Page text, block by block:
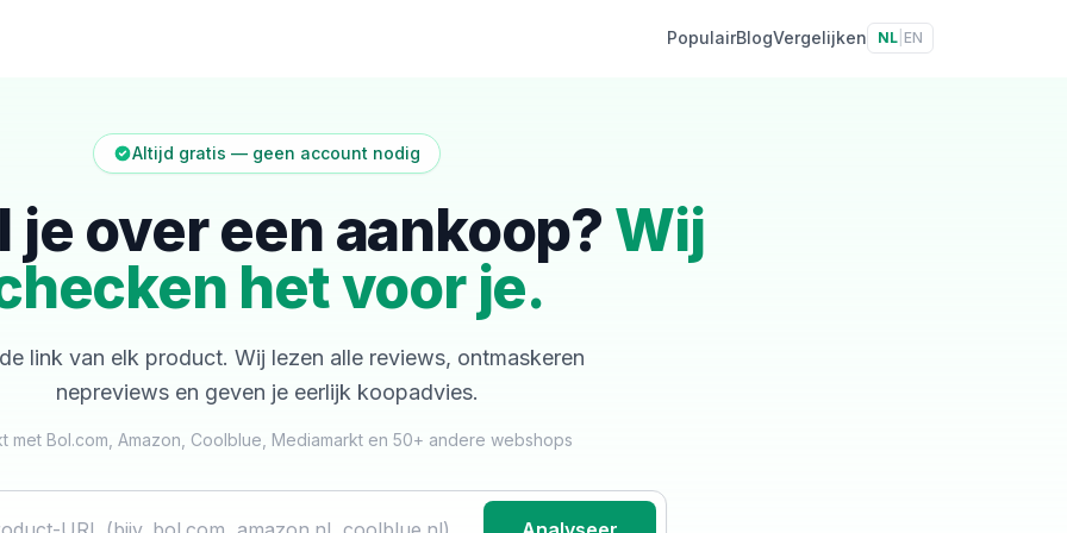
PopulairBlogVergelijken NL EN
Altijd gratis — geen account nodig
je over een aankoop? Wij
het voor je.
link van elk product. Wij lezen alle reviews, ontmaskeren
nepreviews en geven je eerlijk koopadvies.
met Bol.com, Amazon, Coolblue, Mediamarkt en 50+ andere webshops